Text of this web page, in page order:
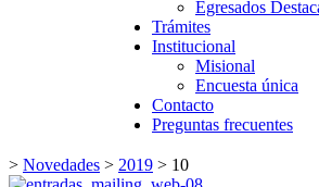
Egresados
Trámites
Institucional
Misional
Encuesta única
Contacto
Preguntas frecuentes
Egresados Destacados
Institucional
Encuesta única
Preguntas frecuentes
> Novedades > 2019 > 10